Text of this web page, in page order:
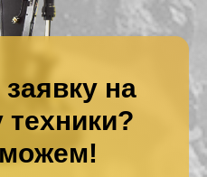
на
техники?